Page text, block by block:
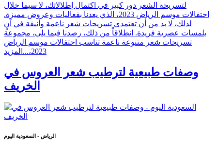
لتسريحة الشعر دور كبير في اكتمال إطلالاتك، لا سيما خلال
احتفالات موسم الرياض 2023، الذي يعدنا بفعاليات وعروض مميزة.
لذلك، لا بد من أن تعتمدي تسريحات شعر ناعمة وأنيقة في آنٍ
بلمسات عصرية فريدة. انطلاقاً من ذلك، رصدنا فيما يلي، مجموعة
تسريحات شعر متنوعة ناعمة تناسب احتفالات موسم الرياض
2023،...
المزيد
وصفات طبيعية لترطيب شعر العروس في
الخريف
الرياض - السعودية اليوم